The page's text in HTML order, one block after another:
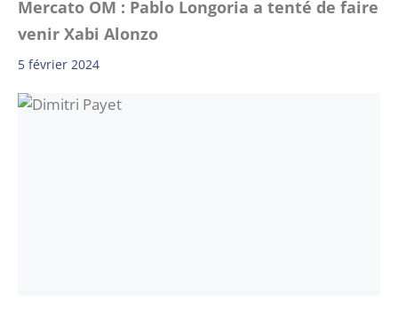
Mercato OM : Pablo Longoria a tenté de faire
venir Xabi Alonzo
5 février 2024